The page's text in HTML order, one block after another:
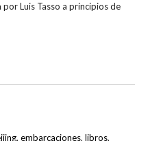
Luis Tasso a principios de
, embarcaciones, libros,